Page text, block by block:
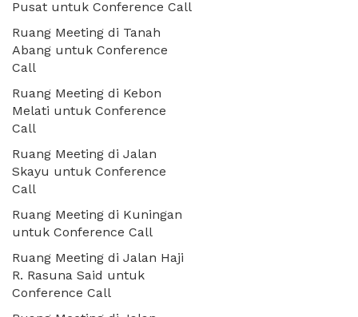
Pusat untuk Conference Call
Ruang Meeting di Tanah
Abang untuk Conference
Call
Ruang Meeting di Kebon
Melati untuk Conference
Call
Ruang Meeting di Jalan
Skayu untuk Conference
Call
Ruang Meeting di Kuningan
untuk Conference Call
Ruang Meeting di Jalan Haji
R. Rasuna Said untuk
Conference Call